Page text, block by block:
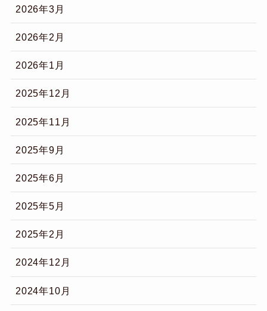
2026年3月
2026年2月
2026年1月
2025年12月
2025年11月
2025年9月
2025年6月
2025年5月
2025年2月
2024年12月
2024年10月